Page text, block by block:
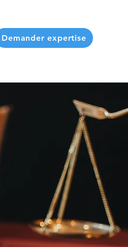
Demander expertise